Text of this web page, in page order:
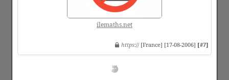
ilemaths.net
https:// [France] [17-08-2006] [#7]